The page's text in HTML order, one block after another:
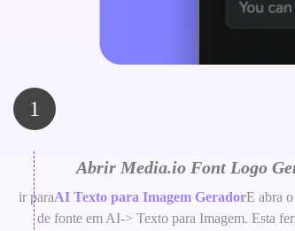
1
Abrir Media.io Font Logo
ir paraAI Texto para Imagem GeradorE abra
de fonte em AI-> Texto para Imagem. Esta